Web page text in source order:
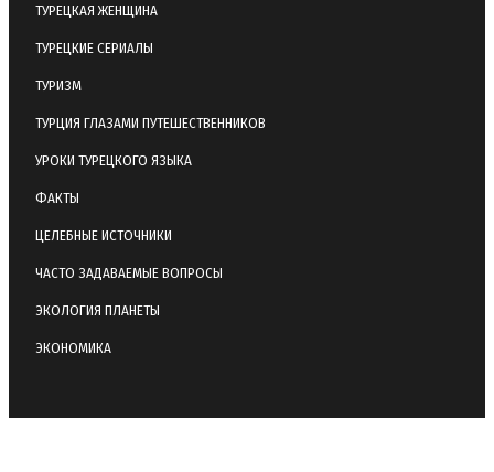
ТУРЕЦКАЯ ЖЕНЩИНА
ТУРЕЦКИЕ СЕРИАЛЫ
ТУРИЗМ
ТУРЦИЯ ГЛАЗАМИ ПУТЕШЕСТВЕННИКОВ
УРОКИ ТУРЕЦКОГО ЯЗЫКА
ФАКТЫ
ЦЕЛЕБНЫЕ ИСТОЧНИКИ
ЧАСТО ЗАДАВАЕМЫЕ ВОПРОСЫ
ЭКОЛОГИЯ ПЛАНЕТЫ
ЭКОНОМИКА